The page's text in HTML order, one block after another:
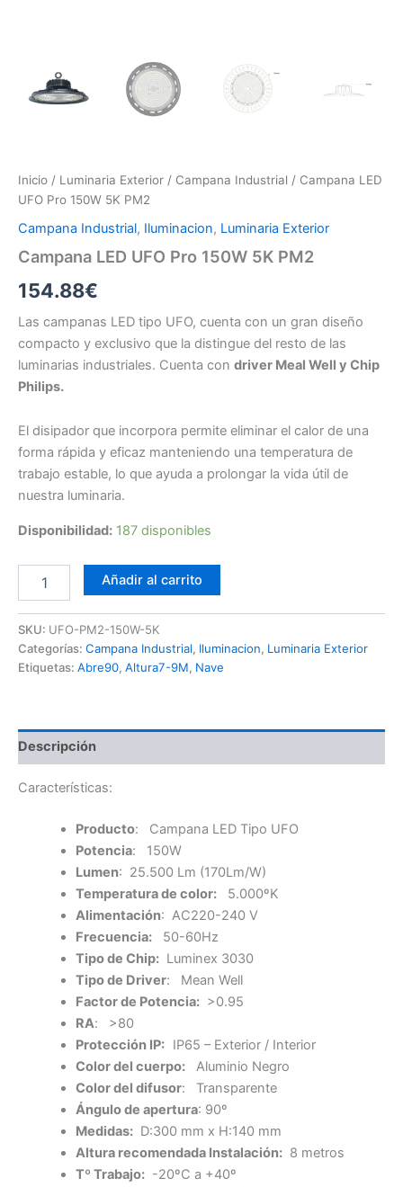
Inicio / Luminaria Exterior / Campana Industrial / Campana LED
UFO Pro 150W 5K PM2
Campana Industrial, Iluminacion, Luminaria Exterior
Campana LED UFO Pro 150W 5K PM2
154.88€
Las campanas LED tipo UFO, cuenta con un gran diseño
compacto y exclusivo que la distingue del resto de las
luminarias industriales. Cuenta con driver Meal Well y Chip
Philips.
El disipador que incorpora permite eliminar el calor de una
forma rápida y eficaz manteniendo una temperatura de
trabajo estable, lo que ayuda a prolongar la vida útil de
nuestra luminaria.
Disponibilidad: 187 disponibles
Pro
150W
5K
Añadir al carrito
SKU: UFO-PM2-150W-5K
Categorías: Campana Industrial, Iluminacion, Luminaria Exterior
Etiquetas: Abre90, Altura7-9M, Nave
Descripción
Características:
Producto: Campana LED Tipo UFO
Potencia: 150W
Lumen: 25.500 Lm (170Lm/W)
Temperatura de color:5.000ºK
Alimentación: AC220-240 V
Frecuencia:50-60Hz
Tipo de Chip:Luminex 3030
Tipo de Driver: Mean Well
Factor de Potencia:>0.95
RA: >80
Protección IP: IP65 – Exterior / Interior
Color del cuerpo:Aluminio Negro
Color del difusor: Transparente
Ángulo de apertura: 90º
Medidas:D:300 mm x H:140 mm
Altura recomendada Instalación:8 metros
Tº Trabajo:-20ºC a +40º